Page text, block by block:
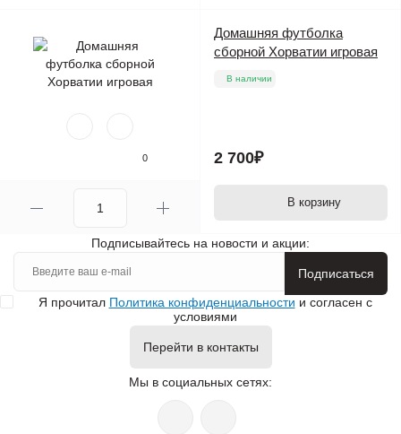
0
Домашняя футболка
сборной Хорватии игровая
В наличии
2 700₽
В корзину
Подписывайтесь на новости и акции:
Подписаться
Я прочитал Политика конфиденциальности и согласен с
условиями
Перейти в контакты
Мы в социальных сетях: